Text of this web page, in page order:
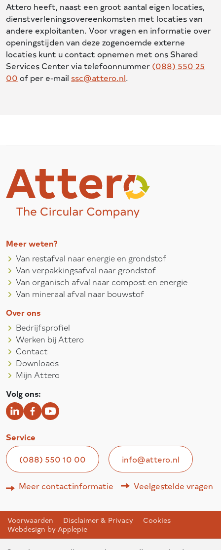
Attero heeft, naast een groot aantal eigen locaties,
dienstverleningsovereenkomsten met locaties van
andere exploitanten. Voor vragen en informatie over
openingstijden van deze zogenoemde externe
locaties kunt u contact opnemen met ons Shared
Services Center via telefoonnummer (088) 550 25
00 of per e-mail ssc@attero.nl.
Meer weten?
Van restafval naar energie en grondstof
Van verpakkingsafval naar grondstof
Van organisch afval naar compost en energie
Van mineraal afval naar bouwstof
Over ons
Bedrijfsprofiel
Werken bij Attero
Contact
Downloads
Mijn Attero
Volg ons:
Service
(088) 550 10 00 info@attero.nl
Meer contactinformatie Veelgestelde vragen
Voorwaarden Disclaimer & Privacy
Cookies
Webdesign by Applepie